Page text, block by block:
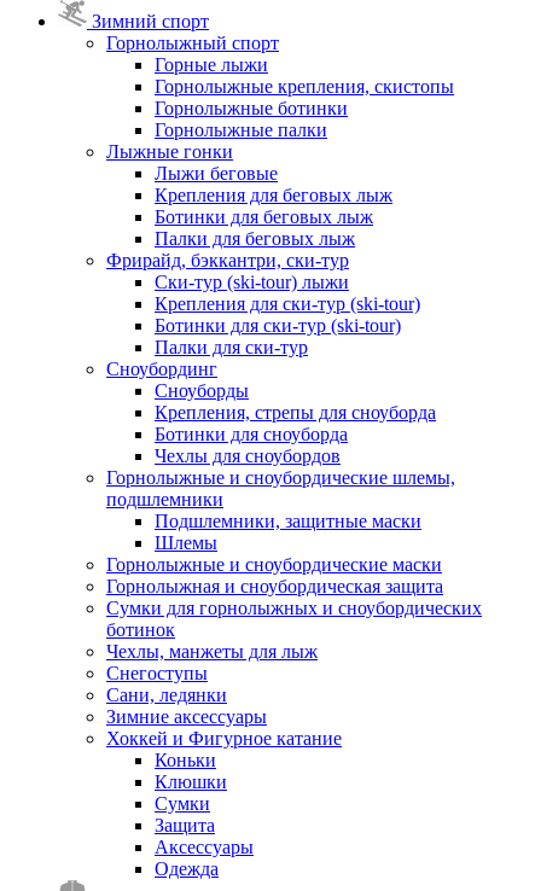
Зимний спорт
Горнолыжный спорт
Горные лыжи
Горнолыжные крепления, скистопы
Горнолыжные ботинки
Горнолыжные палки
Лыжные гонки
Лыжи беговые
Крепления для беговых лыж
Ботинки для беговых лыж
Палки для беговых лыж
Фрирайд, бэккантри, ски-тур
Ски-тур (ski-tour) лыжи
Крепления для ски-тур (ski-tour)
Ботинки для ски-тур (ski-tour)
Палки для ски-тур
Сноубординг
Сноуборды
Крепления, стрепы для сноуборда
Ботинки для сноуборда
Чехлы для сноубордов
Горнолыжные и сноубордические шлемы,
подшлемники
Подшлемники, защитные маски
Шлемы
Горнолыжные и сноубордические маски
Горнолыжная и сноубордическая защита
Сумки для горнолыжных и сноубордических
ботинок
Чехлы, манжеты для лыж
Снегоступы
Сани, ледянки
Зимние аксессуары
Хоккей и Фигурное катание
Коньки
Клюшки
Сумки
Защита
Аксессуары
Одежда